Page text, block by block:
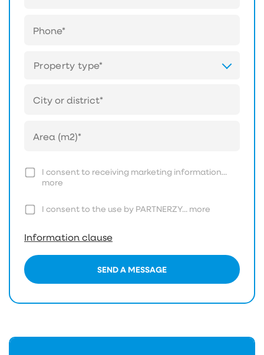
Property type*
I consent to receiving marketing information...
more
I consent to the use by PARTNERZY... more
Information clause
SEND A MESSAGE